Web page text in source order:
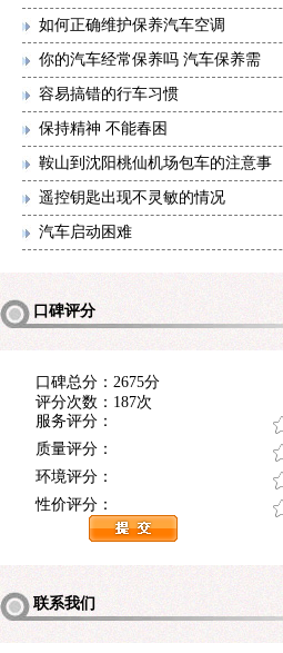
如何正确维护保养汽车空调
你的汽车经常保养吗 汽车保养需
容易搞错的行车习惯
保持精神 不能春困
鞍山到沈阳桃仙机场包车的注意事
遥控钥匙出现不灵敏的情况
汽车启动困难
口碑评分
口碑总分：2675分
评分次数：187次
服务评分：
质量评分：
环境评分：
性价评分：
联系我们